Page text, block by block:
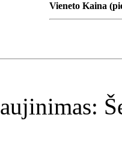
Vieneto Kaina